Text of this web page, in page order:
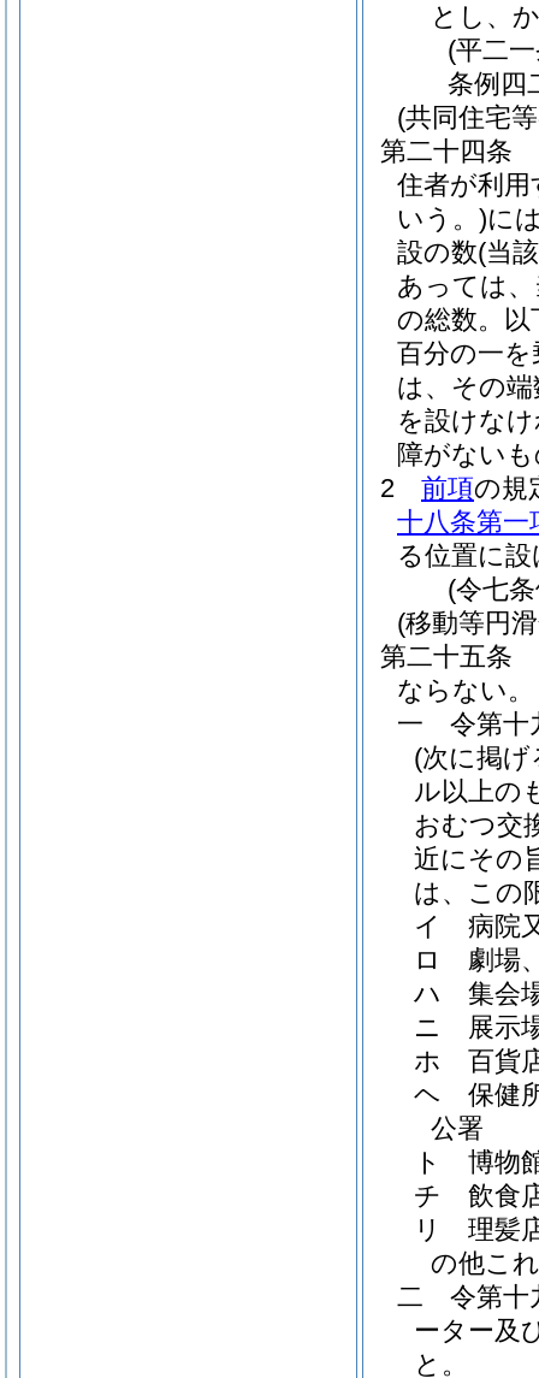
とし、
(平二
条例四
(共同住宅
第二十四条
住者が利
いう。)に
設の数(当
あっては
の総数。以
百分の一
は、その
を設けな
障がない
2
前項の規
十八条第一
る位置に
(令七
(移動等円
第二十五条
ならない。
一
令第十
(次に掲げ
ル以上の
おむつ交
近にその
は、この
イ
病院
ロ
劇場
ハ
集会
ニ
展示
ホ
百貨
ヘ
保健
公署
ト
博物
チ
飲食
リ
理髪
の他こ
二
令第十
ーター及
と。